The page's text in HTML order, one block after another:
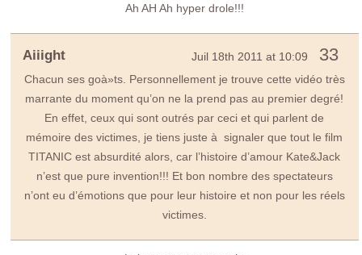
Ah AH Ah hyper drole!!!
Aiiight Juil 18th 2011 at 10:09 33
Chacun ses goà»ts. Personnellement je trouve cette vidéo très
marrante du moment qu’on ne la prend pas au premier degré!
En effet, ceux qui sont outrés par ceci et qui parlent de
mémoire des victimes, je tiens juste à signaler que tout le film
TITANIC est absurdité alors, car l’histoire d’amour Kate&Jack
n’est que pure invention!!! Et bon nombre des spectateurs
n’ont eu d’émotions que pour leur histoire et non pour les réels
victimes.